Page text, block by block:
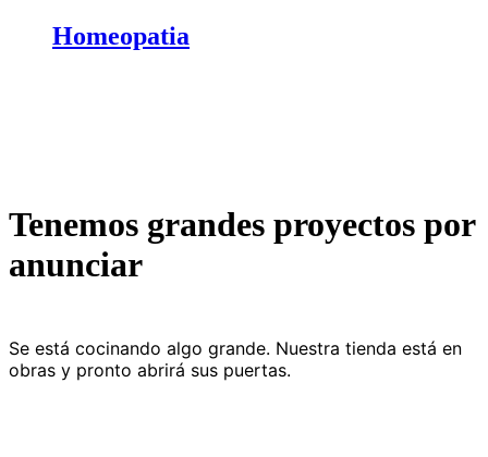
Homeopatia
Tenemos grandes proyectos por
anunciar
Se está cocinando algo grande. Nuestra tienda está en
obras y pronto abrirá sus puertas.